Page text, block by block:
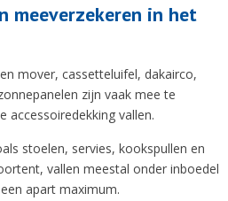
meeverzekeren in het
mover, cassetteluifel, dakairco,
zijn vaak mee te
accessoiredekking vallen.
stoelen, servies, kookspullen en
vallen meestal onder inboedel
apart maximum.